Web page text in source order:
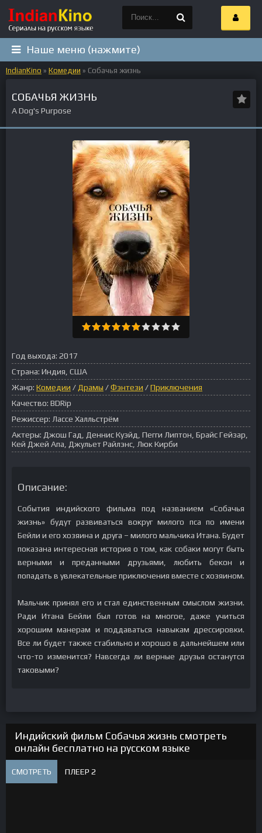
Наше меню (нажмите)
IndianKino » Комедии » Собачья жизнь
СОБАЧЬЯ ЖИЗНЬ
A Dog's Purpose
Год выхода: 2017
Страна: Индия, США
Жанр: Комедии / Драмы /Фэнтези /Приключения
Качество: BDRip
Режиссер: Лассе Халльстрём
Актеры: Джош Гад, Деннис Куэйд, Пегги Липтон, Брайс Гейзар,
Кей Джей Апа, Джульет Райлэнс, Люк Кирби
Описание:
События индийского фильма под названием «Собачья
жизнь» будут развиваться вокруг милого пса по имени
Бейли и его хозяина и друга – милого мальчика Итана. Будет
показана интересная история о том, как собаки могут быть
верными и преданными друзьями, любить бекон и
попадать в увлекательные приключения вместе с хозяином.
Мальчик принял его и стал единственным смыслом жизни.
Ради Итана Бейли был готов на многое, даже учиться
хорошим манерам и поддаваться навыкам дрессировки.
Все ли будет также стабильно и хорошо в дальнейшем или
что-то изменится? Навсегда ли верные друзья останутся
таковыми?
Индийский фильм Собачья жизнь смотреть
онлайн бесплатно на русском языке
СМОТРЕТЬ ПЛЕЕР 2